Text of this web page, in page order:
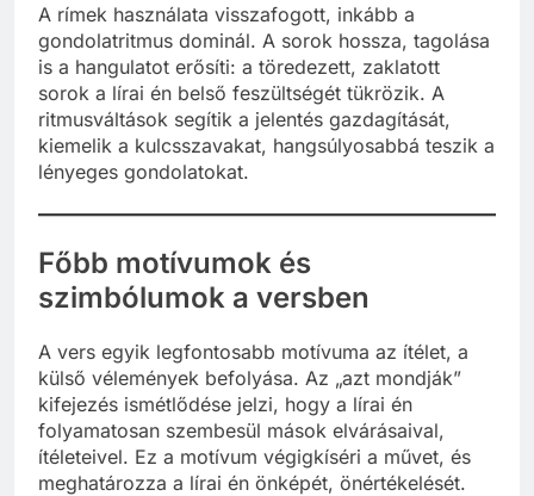
A rímek használata visszafogott, inkább a
gondolatritmus dominál. A sorok hossza, tagolása
is a hangulatot erősíti: a töredezett, zaklatott
sorok a lírai én belső feszültségét tükrözik. A
ritmusváltások segítik a jelentés gazdagítását,
kiemelik a kulcsszavakat, hangsúlyosabbá teszik a
lényeges gondolatokat.
Főbb motívumok és
szimbólumok a versben
A vers egyik legfontosabb motívuma az ítélet, a
külső vélemények befolyása. Az „azt mondják”
kifejezés ismétlődése jelzi, hogy a lírai én
folyamatosan szembesül mások elvárásaival,
ítéleteivel. Ez a motívum végigkíséri a művet, és
meghatározza a lírai én önképét, önértékelését.